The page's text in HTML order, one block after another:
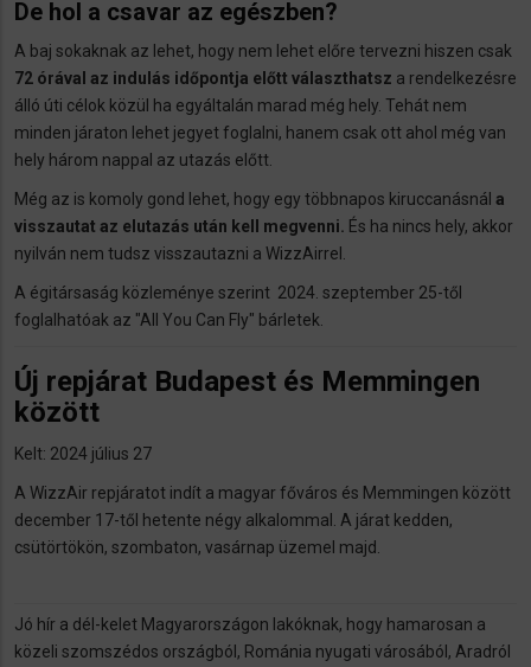
De hol a csavar az egészben?
A baj sokaknak az lehet, hogy nem lehet előre tervezni hiszen csak
72 órával az indulás időpontja előtt választhatsz a rendelkezésre
álló úti célok közül ha egyáltalán marad még hely. Tehát nem
minden járaton lehet jegyet foglalni, hanem csak ott ahol még van
hely három nappal az utazás előtt.
Még az is komoly gond lehet, hogy egy többnapos kiruccanásnál a
visszautat az elutazás után kell megvenni. És ha nincs hely, akkor
nyilván nem tudsz visszautazni a WizzAirrel.
A égitársaság közleménye szerint 2024. szeptember 25-től
foglalhatóak az "All You Can Fly" bárletek.
Új repjárat Budapest és Memmingen
között
Kelt: 2024 július 27
A WizzAir repjáratot indít a magyar főváros és Memmingen között
december 17-től hetente négy alkalommal. A járat kedden,
csütörtökön, szombaton, vasárnap üzemel majd.
Jó hír a dél-kelet Magyarországon lakóknak, hogy hamarosan a
közeli szomszédos országból, Románia nyugati városából, Aradról